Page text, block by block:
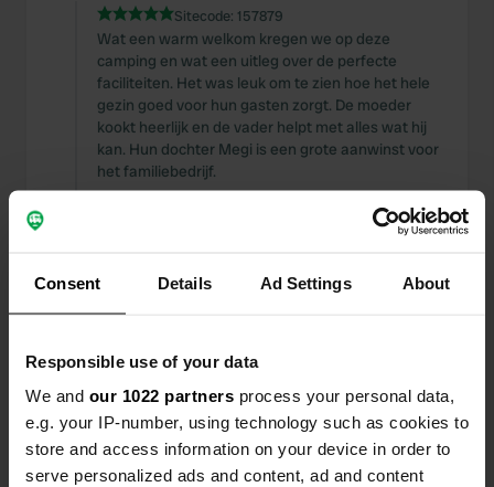
Consent Details Ad Settings About
Responsible use of your data
We and our 1022 partners process your personal data,
e.g. your IP-number, using technology such as cookies to
store and access information on your device in order to
serve personalized ads and content, ad and content
Sitecode: 157879
Wat een warm welkom kregen we op deze
camping en wat een uitleg over de perfecte
faciliteiten. Het was leuk om te zien hoe het hele
gezin goed voor hun gasten zorgt. De moeder
kookt heerlijk en de vader helpt met alles wat hij
kan. Hun dochter Megi is een grote aanwinst voor
het familiebedrijf.
ongeveer 1 jaar